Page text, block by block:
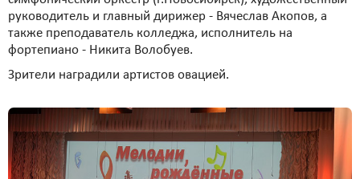
руководитель и главный дирижер - Вячеслав Акопов, а
также преподаватель колледжа, исполнитель на
фортепиано - Никита Волобуев.
Зрители наградили артистов овацией.